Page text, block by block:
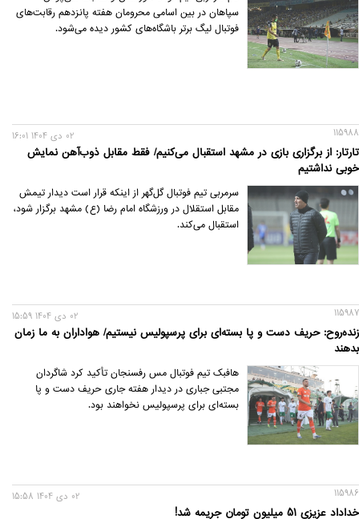
سپاهان در بین اسامی محرومان هفته پانزدهم رقابت‌های
فوتبال لیگ برتر باشگاه‌های کشور دیده می‌شود.
115988
تارتار: از برگزاری بازی در مشهد استقبال می‌کنیم/ فقط مقابل ذوب‌آهن نمایش
خوبی نداشتیم
02 دی 1404 16:01
سرمربی تیم فوتبال گل‌گهر از اینکه قرار است دیدار تیمش
مقابل استقلال در ورزشگاه امام رضا (ع) مشهد برگزار شود،
استقبال می‌‌کند.
115987
زنده‌روح:‌ حریف دست و پا بسته‌ای برای پرسپولیس نیستیم/ هواداران به ما زمان
بدهند
02 دی 1404 15:59
هافبک تیم فوتبال مس رفسنجان تأکید کرد شاگردان
مجتبی جباری در دیدار هفته جاری حریف دست و پا
بسته‌ای برای پرسپولیس نخواهند بود.
115986
خداداد عزیزی 51 میلیون تومان جریمه شد!
02 دی 1404 15:58